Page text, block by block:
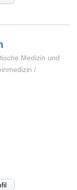
Medizin und
/